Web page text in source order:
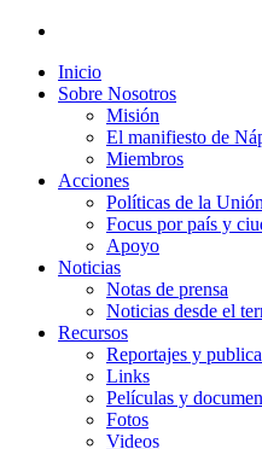
Inicio
Sobre Nosotros
Misión
El manifiesto de
Miembros
Acciones
Políticas de la
Focus por país y
Apoyo
Noticias
Notas de prensa
Noticias desde el
Recursos
Reportajes y
Links
Películas y
Fotos
Videos